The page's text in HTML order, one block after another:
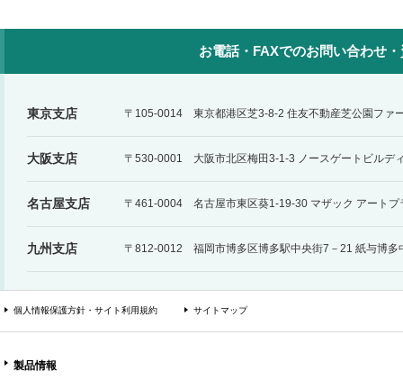
お電話・FAXでのお問い合わせ
東京支店 〒105-0014 東京都港区芝3-8-2 住友不動産芝公園ファ
大阪支店 〒530-0001 大阪市北区梅田3-1-3 ノースゲートビルデ
名古屋支店 〒461-0004 名古屋市東区葵1-19-30 マザック アートプ
九州支店 〒812-0012 福岡市博多区博多駅中央街7－21 紙与博多
個人情報保護方針・サイト利用規約 サイトマップ
製品情報